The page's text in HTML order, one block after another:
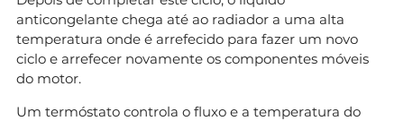
anticongelante chega até ao radiador a uma alta
temperatura onde é arrefecido para fazer um novo
ciclo e arrefecer novamente os componentes móveis
do motor.
Um termóstato controla o fluxo e a temperatura do